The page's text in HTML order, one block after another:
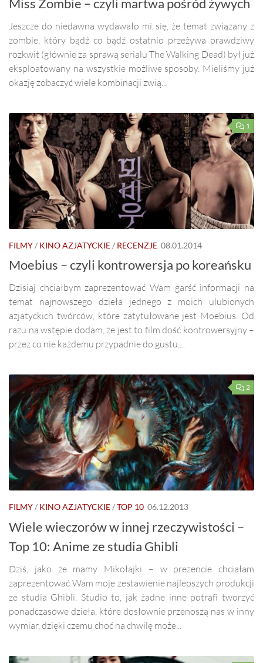
Miss Zombie – czyli martwa pośród żywych
Jeszcze do niedawna wydawało mi się, że temat związany z
zombie, który bądź co bądź ostatnio przeżywa prawdziwy
rozkwit (głównie za sprawą serialu The Walking Dead) był już
eksploatowany na wszystkie możliwe sposoby. Mieliśmy już
okazję zobaczyć wiele kombinacji zwią...
1
FILMY/ KINO AZJATYCKIE/ RECENZJE 08.01.2014
Moebius – czyli kontrowersja po koreańsku
Dzisiaj chciałbym zaprezentować Wam garść informacji na
temat najnowszego dzieła jednego z moich ulubionych
azjatyckich twórców, które zatytułowane jest Moebius. Od
razu na wstępie dodam, że jest to film dość kontrowersyjny –
przez co nie każdemu przypadnie do gustu....
2
FILMY/ KINO AZJATYCKIE/TOP 10 06.12.2013
Wiele wieczorów w innej rzeczywistości –
Top 10: Anime ze studia Ghibli
Dziś, jako że mamy Mikołajki – w prezencie chciałam
zaprezentować Wam moje zestawienie najlepszych produkcji
ze studia Ghibli. Studio to, jak żadne inne potrafi tworzyć
ponadczasowe dzieła, które dosłownie przenoszą nas w inny
wymiar, dzięki czemu choć na chwilę może...